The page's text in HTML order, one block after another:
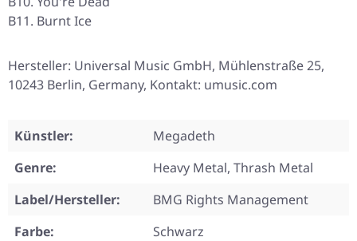
B11. Burnt Ice
Hersteller: Universal Music GmbH, Mühlenstraße 25,
10243 Berlin, Germany, Kontakt: umusic.com
Künstler:
Megadeth
Genre:
Heavy Metal, Thrash Metal
Label/Hersteller:
BMG Rights Management
Farbe:
Schwarz